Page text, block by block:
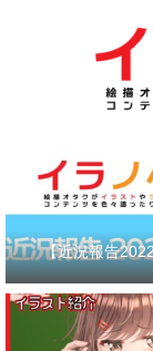
【近況報告